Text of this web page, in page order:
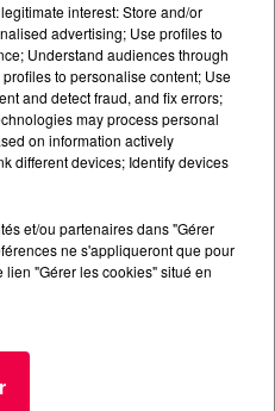
interest: Store and/or
advertising; Use profiles to
Understand audiences through
to personalise content; Use
and detect fraud, and fix errors;
may process personal
on information actively
different devices; Identify devices
et/ou partenaires dans "Gérer
ne s'appliqueront que pour
"Gérer les cookies" situé en